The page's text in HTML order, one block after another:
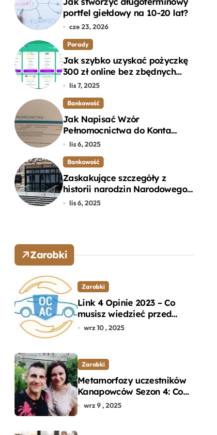
portfel giełdowy na 10-20 lat?
cze 23, 2026
Porady
Jak szybko uzyskać pożyczkę
300 zł online bez zbędnych
formalności?
lis 7, 2025
Bankowość
Jak Napisać Wzór
Pełnomocnictwa do Konta
Bankowego – Praktyczny
lis 6, 2025
Bankowość
Zaskakujące szczegóły z
historii narodzin Narodowego
Banku Polskiego, o których
lis 6, 2025
Zarobki
Zarobki
Link 4 Opinie 2023 – Co
musisz wiedzieć przed
wyborem ubezpieczenia
wrz 10 , 2025
Zarobki
Metamorfozy uczestników
Kanapowców Sezon 4: Co
naprawdę zaskoczyło
wrz 9 , 2025